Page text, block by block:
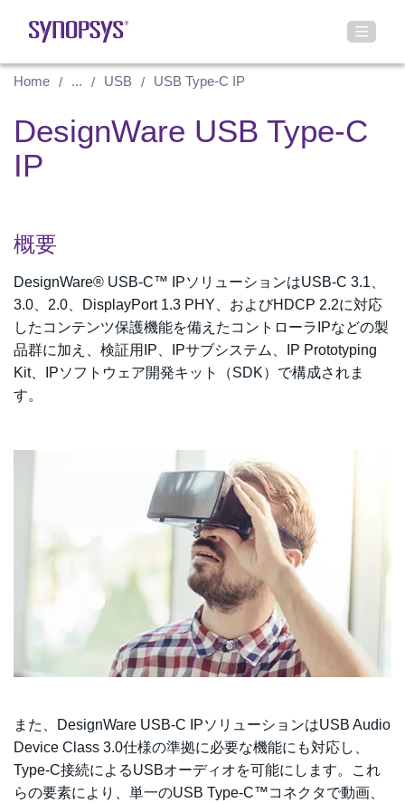
Home ... USB USB Type-C IP
DesignWare USB Type-C
IP
概要
DesignWare® USB-C™ IPソリューションはUSB-C 3.1、
3.0、2.0、DisplayPort 1.3 PHY、およびHDCP 2.2に対応
したコンテンツ保護機能を備えたコントローラIPなどの製
品群に加え、検証用IP、IPサブシステム、IP Prototyping
Kit、IPソフトウェア開発キット（SDK）で構成されま
す。
また、DesignWare USB-C IPソリューションはUSB Audio
Device Class 3.0仕様の準拠に必要な機能にも対応し、
Type-C接続によるUSBオーディオを可能にします。これ
らの要素により、単一のUSB Type-C™コネクタで動画、